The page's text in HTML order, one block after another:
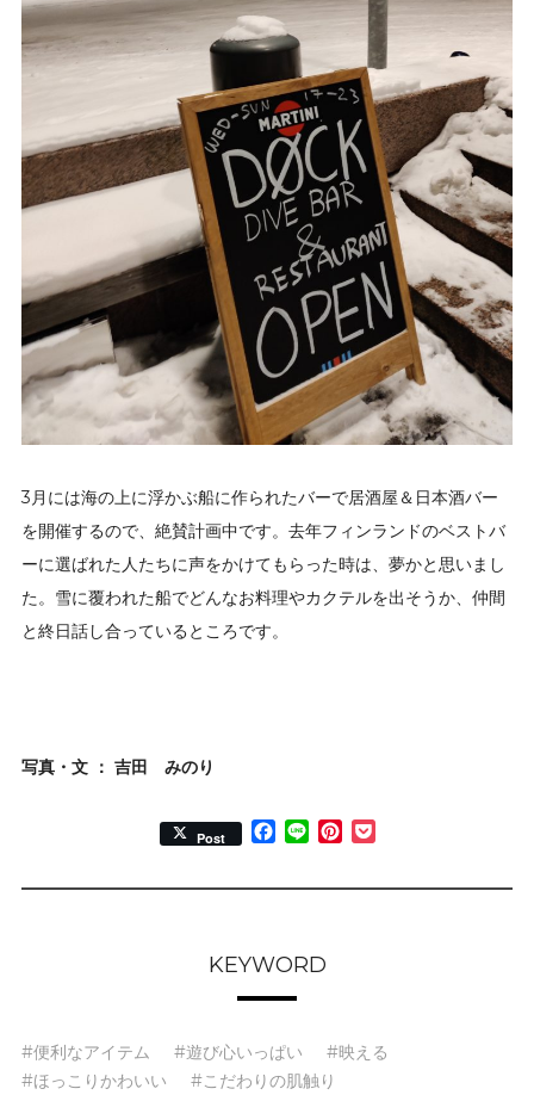
3月には海の上に浮かぶ船に作られたバーで居酒屋＆日本酒バー
を開催するので、絶賛計画中です。去年フィンランドのベストバ
ーに選ばれた人たちに声をかけてもらった時は、夢かと思いまし
た。雪に覆われた船でどんなお料理やカクテルを出そうか、仲間
と終日話し合っているところです。
写真・文 ： 吉田 みのり
Post Facebook
Line Pinterest
KEYWORD
#便利なアイテム #遊び心いっぱい
#映える
#ほっこりかわいい
#こだわりの肌触り